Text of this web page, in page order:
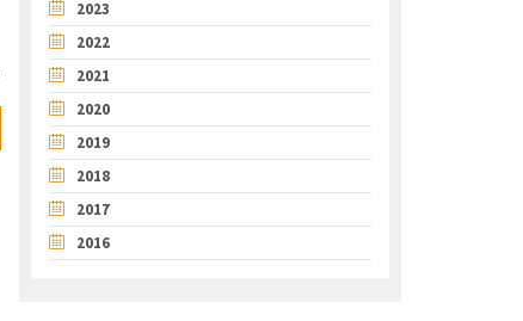
2023
2022
2021
2020
2019
2018
2017
2016